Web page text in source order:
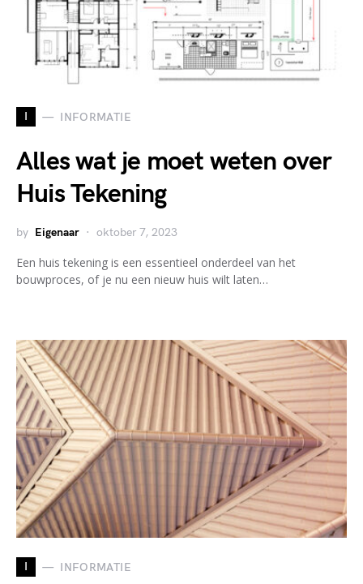
I INFORMATIE
Alles wat je moet weten over
Huis Tekening
by Eigenaar oktober 7, 2023
Een huis tekening is een essentieel onderdeel van het
bouwproces, of je nu een nieuw huis wilt laten…
I INFORMATIE